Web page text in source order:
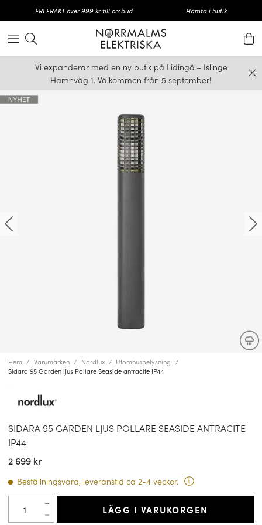
FRI FRAKT över 999 kr till ombud Hämta i butik
Vi expanderar med en ny butik på Lidingö – Islinge
Hamnväg 1. Välkommen från 5 september!
Hem Varumärken Nordlux
Utomhusbelysning
Sidara 95 Garden ljus Pollare Seaside antracite IP44
SIDARA 95 GARDEN LJUS POLLARE SEASIDE ANTRACITE
IP44
2 699 kr
Beställningsvara, leveranstid ca 2-4 veckor.
LÄGG I VARUKORGEN